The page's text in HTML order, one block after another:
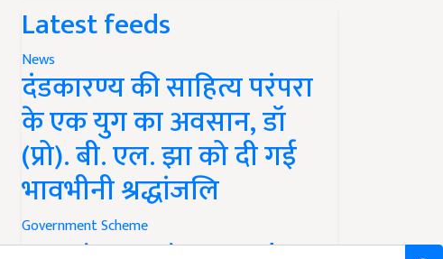
Latest feeds
News
दंडकारण्य की साहित्य परंपरा
के एक युग का अवसान, डॉ
(प्रो). बी. एल. झा को दी गई
भावभीनी श्रद्धांजलि
Government Scheme